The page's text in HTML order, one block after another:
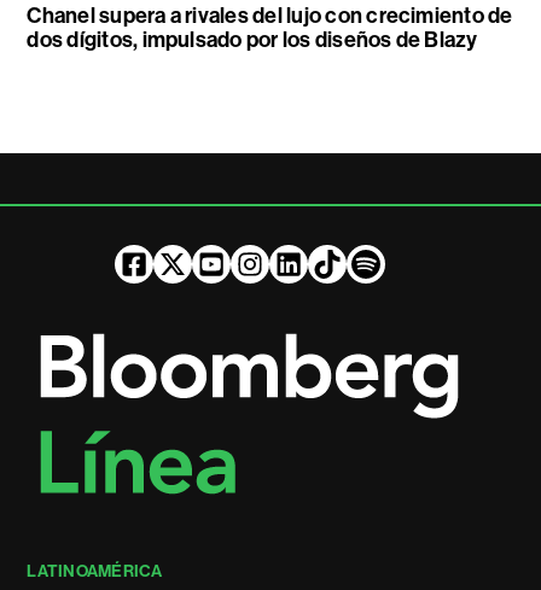
Chanel supera a rivales del lujo con crecimiento de
dos dígitos, impulsado por los diseños de Blazy
LATINOAMÉRICA